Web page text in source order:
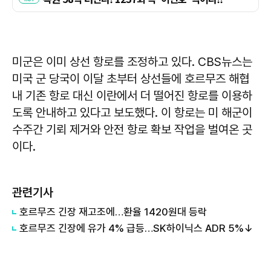
미군은 이미 상선 항로를 조정하고 있다. CBS뉴스는
미국 군 당국이 이달 초부터 상선들에 호르무즈 해협
내 기존 항로 대신 이란에서 더 떨어진 항로를 이용하
도록 안내하고 있다고 보도했다. 이 항로는 미 해군이
수주간 기뢰 제거와 안전 항로 확보 작업을 벌여온 곳
이다.
관련기사
호르무즈 긴장 재고조에…환율 1420원대 등락
호르무즈 긴장에 유가 4% 급등…SK하이닉스 ADR 5%↓